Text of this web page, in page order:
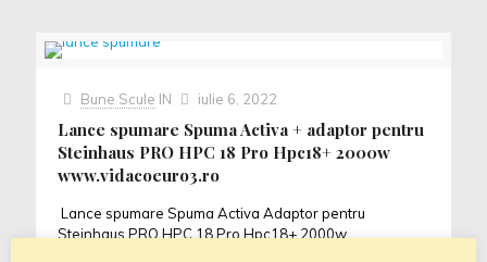
Bune Scule IN iulie 6, 2022
Lance spumare Spuma Activa + adaptor pentru
Steinhaus PRO HPC 18 Pro Hpc18+ 2000w
www.vidacoeuro3.ro
Lance spumare Spuma Activa Adaptor pentru
Steinhaus PRO HPC 18 Pro Hpc18+ 2000w